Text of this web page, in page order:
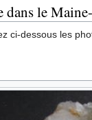
dans le
ci-dessous les